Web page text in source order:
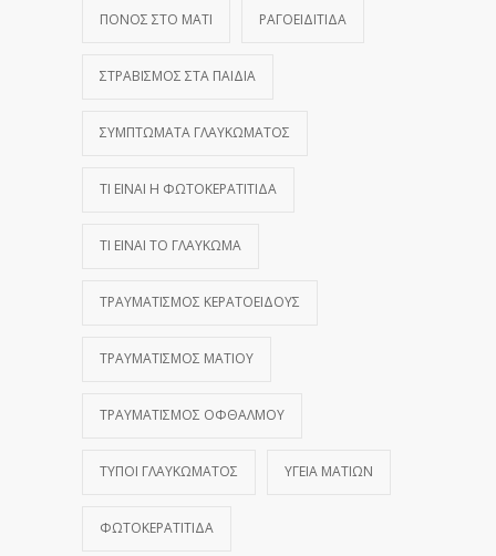
ΠΌΝΟΣ ΣΤΟ ΜΆΤΙ ΡΑΓΟΕΙΔΊΤΙΔΑ
ΣΤΡΑΒΙΣΜΌΣ ΣΤΑ ΠΑΙΔΙΆ
ΣΥΜΠΤΏΜΑΤΑ ΓΛΑΥΚΏΜΑΤΟΣ
ΤΙ ΕΊΝΑΙ Η ΦΩΤΟΚΕΡΑΤΊΤΙΔΑ
ΤΙ ΕΊΝΑΙ ΤΟ ΓΛΑΎΚΩΜΑ
ΤΡΑΥΜΑΤΙΣΜΌΣ ΚΕΡΑΤΟΕΙΔΟΎΣ
ΤΡΑΥΜΑΤΙΣΜΌΣ ΜΑΤΙΟΎ
ΤΡΑΥΜΑΤΙΣΜΌΣ ΟΦΘΑΛΜΟΎ
ΤΎΠΟΙ ΓΛΑΥΚΏΜΑΤΟΣ ΥΓΕΊΑ ΜΑΤΙΏΝ
ΦΩΤΟΚΕΡΑΤΊΤΙΔΑ